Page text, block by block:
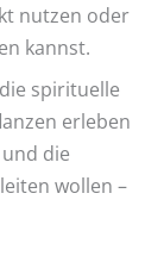
nutzen oder
kannst.
spirituelle
erleben
die
wollen –